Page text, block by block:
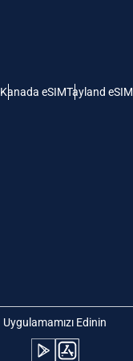
Kanada eSIMTayland eSIM
Uygulamamızı Edinin